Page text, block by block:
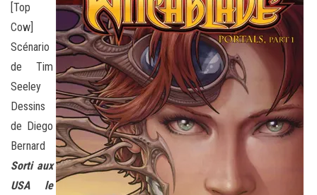
[Top
Cow]
Scénario
de Tim
Seeley
Dessins
de Diego
Bernard
Sorti aux
USA le